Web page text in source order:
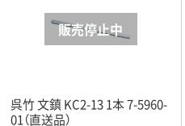
呉竹 文鎮 KC2-13 1本 7-5960-
01（直送品）